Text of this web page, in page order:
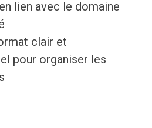
lien avec le domaine
clair et
pour organiser les